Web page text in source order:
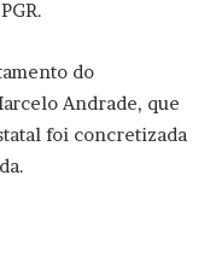
do
Andrade, que
foi concretizada